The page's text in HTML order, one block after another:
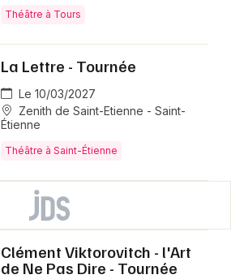
Théâtre à Tours
La Lettre - Tournée
Le 10/03/2027
Zenith de Saint-Etienne - Saint-
Étienne
Théâtre à Saint-Étienne
Clément Viktorovitch - l'Art
de Ne Pas Dire - Tournée